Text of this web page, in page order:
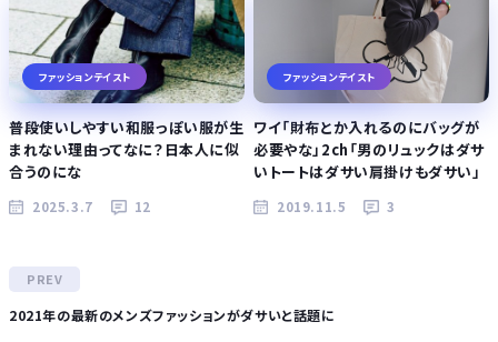
ファッションテイスト
普段使いしやすい和服っぽい服が生
まれない理由ってなに？日本人に似
合うのにな
2025.3.7 12
ファッションテイスト
ワイ「財布とか入れるのにバッグが
必要やな」2ch「男のリュックはダサ
いトートはダサい肩掛けもダサい」
2019.11.5 3
2021年の最新のメンズファッションがダサいと話題に